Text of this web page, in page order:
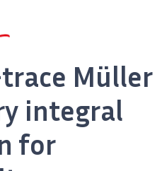
Müller
integral
for